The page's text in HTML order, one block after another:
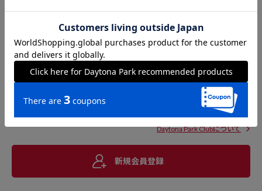
Daytona Park Clubについて
新規会員登録